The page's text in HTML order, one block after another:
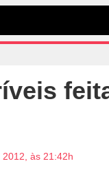
às 21:42h